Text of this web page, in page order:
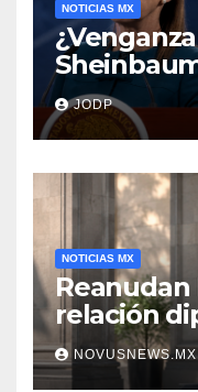
NOTICIAS MX
negra en
Aguirre
JODP
NOTICIAS MX
Reanudan
relación
NOVUSNEWS.MX